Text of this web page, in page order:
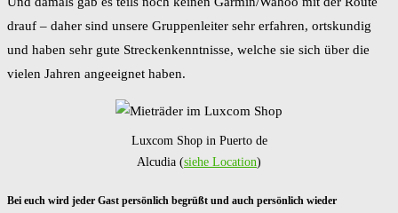
drauf – daher sind unsere Gruppenleiter sehr erfahren, ortskundig
und haben sehr gute Streckenkenntnisse, welche sie sich über die
vielen Jahren angeeignet haben.
Luxcom Shop in Puerto de
Alcudia (siehe Location)
Bei euch wird jeder Gast persönlich begrüßt und auch persönlich wieder